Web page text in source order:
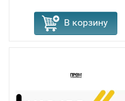
В корзину